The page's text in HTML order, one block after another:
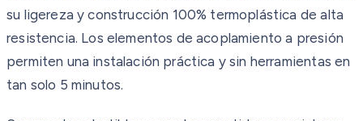
su ligereza y construcción 100% termoplástica de alta
resistencia. Los elementos de acoplamiento a presión
permiten una instalación práctica y sin herramientas en
tan solo 5 minutos.